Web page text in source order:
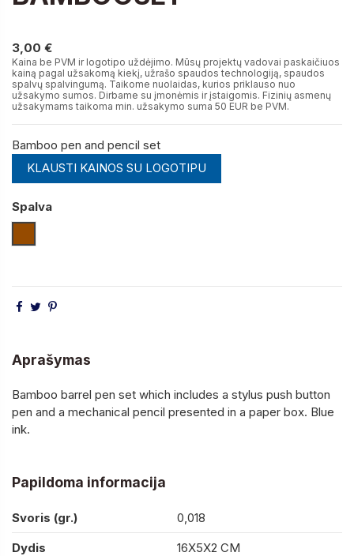
3,00 €
Kaina be PVM ir logotipo uždėjimo. Mūsų projektų vadovai paskaičiuos
kainą pagal užsakomą kiekį, užrašo spaudos technologiją, spaudos
spalvų spalvingumą. Taikome nuolaidas, kurios priklauso nuo
užsakymo sumos. Dirbame su įmonėmis ir įstaigomis. Fizinių asmenų
užsakymams taikoma min. užsakymo suma 50 EUR be PVM.
Bamboo pen and pencil set
KLAUSTI KAINOS SU LOGOTIPU
Spalva
Aprašymas
Bamboo barrel pen set which includes a stylus push button
pen and a mechanical pencil presented in a paper box. Blue
ink.
Papildoma informacija
Svoris (gr.)
0,018
Dydis
16X5X2 CM